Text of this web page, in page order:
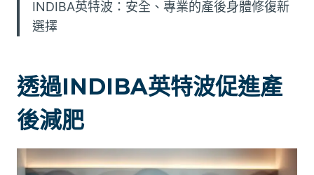
INDIBA英特波：安全、專業的產後身體修復新
選擇
透過INDIBA英特波促進產
後減肥